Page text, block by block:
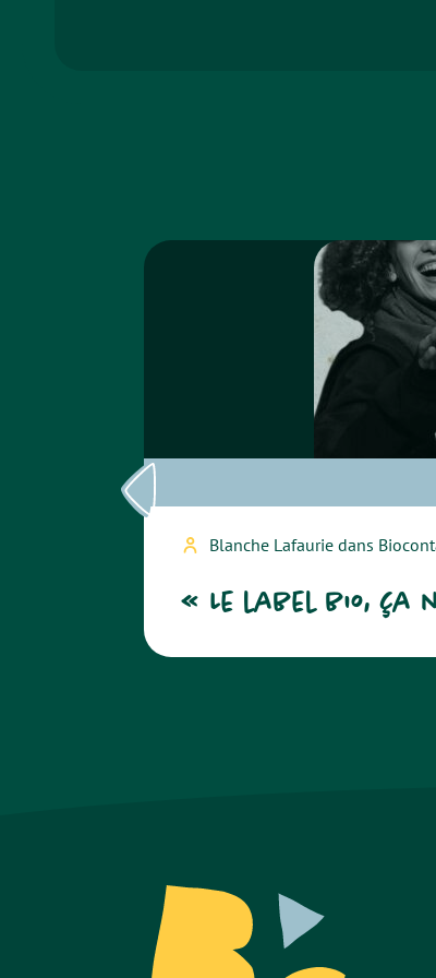
Blanche Lafaurie dans
« Le label bio, ça